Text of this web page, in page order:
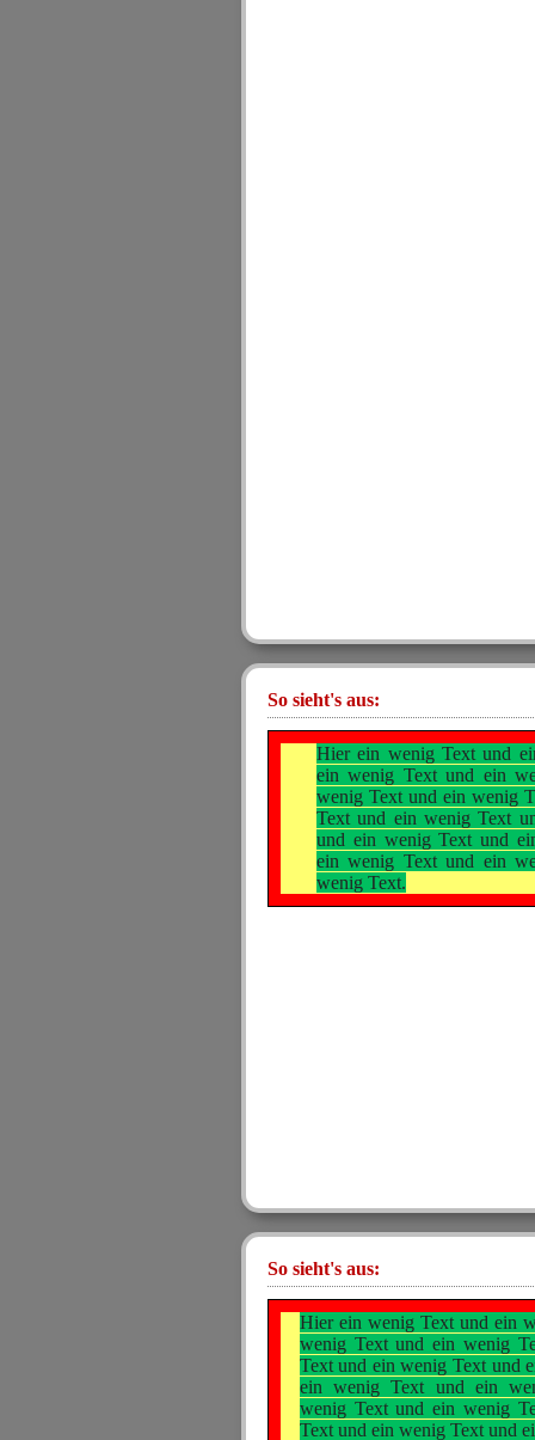
So sieht's aus:
Hier ein wenig Text und
ein wenig Text und ein
wenig Text und ein wenig
Text und ein wenig Text
und ein wenig Text und
ein wenig Text und ein
wenig Text.
So sieht's aus:
Hier ein wenig Text und ein
wenig Text und ein wenig
Text und ein wenig Text und
ein wenig Text und ein
wenig Text und ein wenig
Text und ein wenig Text und